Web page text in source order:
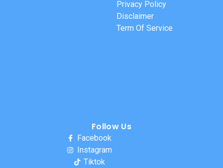
Privacy Policy
Disclaimer
Term Of Service
Follow Us
Facebook
Instagram
Tiktok